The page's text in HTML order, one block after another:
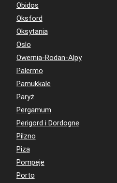
Obidos
Oksford
Oksytania
Oslo
Owernia-Rodan-Alpy
Palermo
Pamukkale
Paryż
Pergamum
Perigord i Dordogne
Pilzno
Piza
Pompeje
Porto